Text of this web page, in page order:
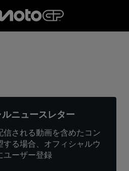
ニュースレター
信される動画を含めたコン
する場合、オフィシャルウ
ユーザー登録